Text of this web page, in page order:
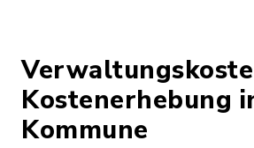
Kostenerhebung
Kommune